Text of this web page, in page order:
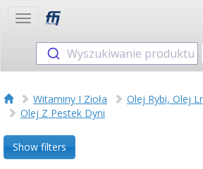
Toggle
Wyszukiwanie produktu
Witaminy I Zioła
Olej Rybi, Olej
Olej Z Pestek Dyni
Show filters